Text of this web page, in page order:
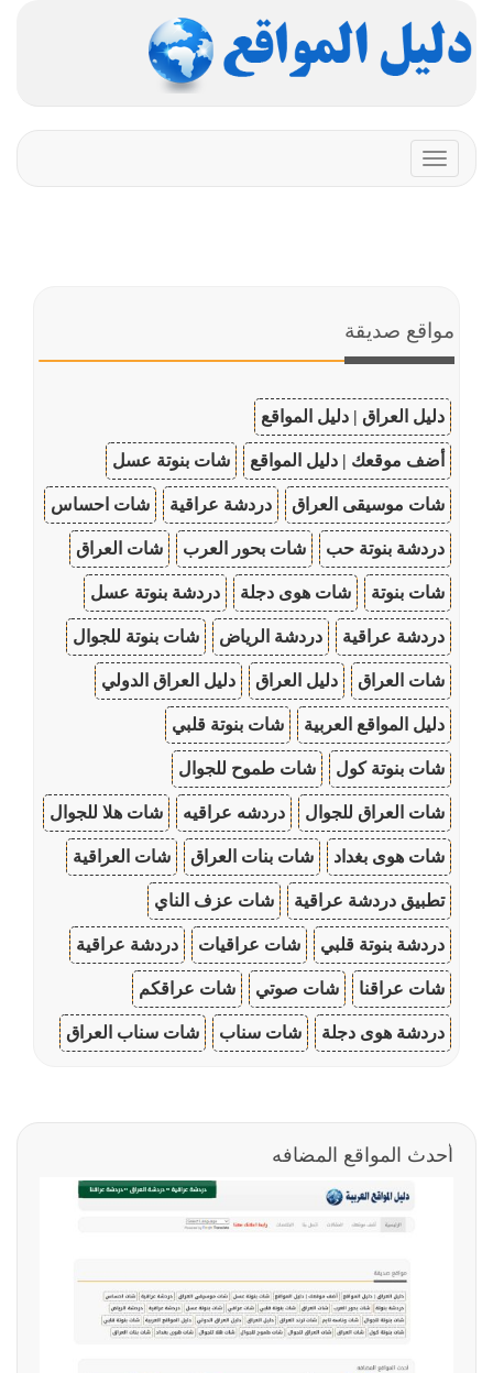
Toggle
navigation
مواقع صديقة
دليل العراق | دليل المواقع
أضف موقعك | دليل المواقع شات بنوتة عسل
شات موسيقى العراق دردشة عراقية شات احساس
دردشة بنوتة حب شات بحور العرب شات العراق
شات بنوتة شات هوى دجلة دردشة بنوتة عسل
دردشة عراقية دردشة الرياض شات بنوتة للجوال
شات العراق دليل العراق دليل العراق الدولي
دليل المواقع العربية شات بنوتة قلبي
شات بنوتة كول شات طموح للجوال
شات العراق للجوال دردشه عراقيه شات هلا للجوال
شات هوى بغداد شات بنات العراق شات العراقية
تطبيق دردشة عراقية شات عزف الناي
دردشة بنوتة قلبي شات عراقيات دردشة عراقية
شات عراقنا شات صوتي شات عراقكم
دردشة هوى دجلة شات سناب شات سناب العراق
أحدث المواقع المضافه